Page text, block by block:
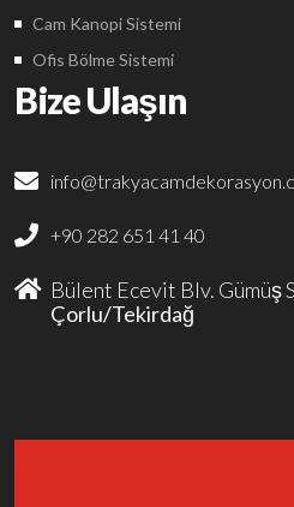
Cam Kanopi Sistemi
Ofis Bölme Sistemi
Bize Ulaşın
+90 282 651 41 40
Bülent Ecevit Blv. Gümüş
Çorlu/Tekirdağ